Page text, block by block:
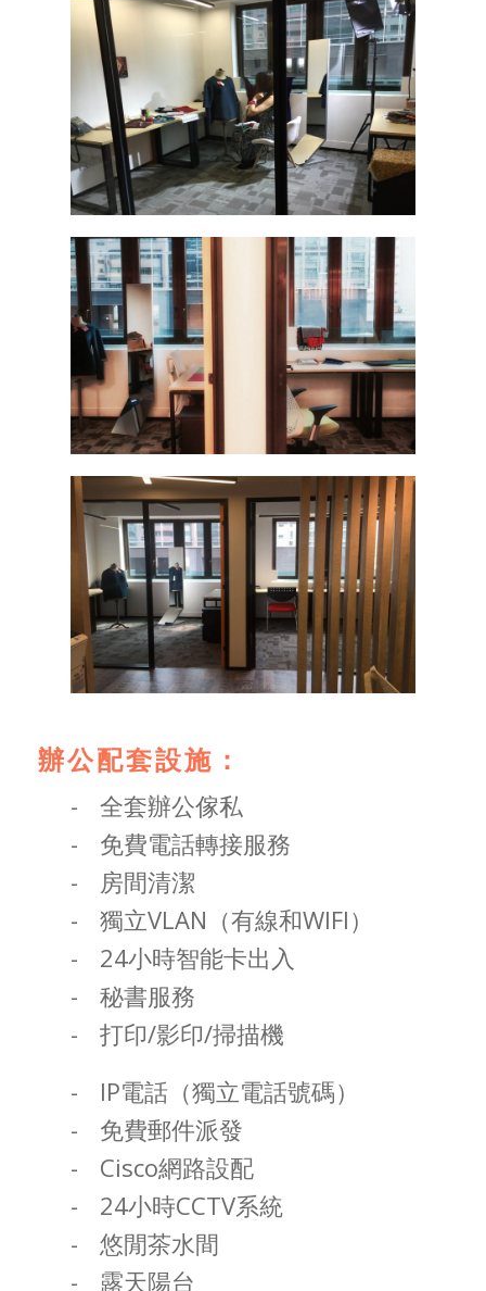
辦公配套設施：
全套辦公傢私
免費電話轉接服務
房間清潔
獨立VLAN（有線和WIFI）
24小時智能卡出入
秘書服務
打印/影印/掃描機
IP電話（獨立電話號碼）
免費郵件派發
Cisco網路設配
24小時CCTV系統
悠閒茶水間
露天陽台